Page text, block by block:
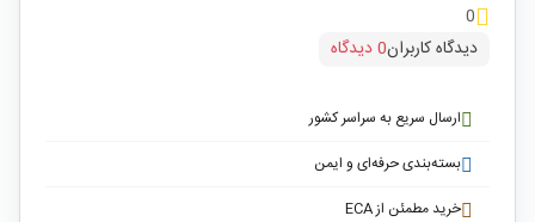
0
دیدگاه کاربران0 دیدگاه
ارسال سریع به سراسر کشور
بسته‌بندی حرفه‌ای و ایمن
خرید مطمئن از ECA